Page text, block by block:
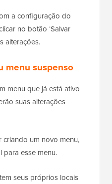
a configuração do
no botão ‘Salvar
alterações.
menu suspenso
menu que já está ativo
suas alterações
criando um novo menu,
para esse menu.
seus próprios locais